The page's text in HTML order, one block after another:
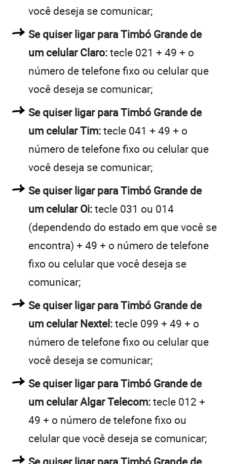
você deseja se comunicar;
Se quiser ligar para Timbó Grande de
um celular Claro:tecle 021 + 49 + o
número de telefone fixo ou celular que
você deseja se comunicar;
Se quiser ligar para Timbó Grande de
um celular Tim:tecle 041 + 49 + o
número de telefone fixo ou celular que
você deseja se comunicar;
Se quiser ligar para Timbó Grande de
um celular Oi:tecle 031 ou 014
(dependendo do estado em que você se
encontra) + 49 + o número de telefone
fixo ou celular que você deseja se
comunicar;
Se quiser ligar para Timbó Grande de
um celular Nextel:tecle 099 + 49 + o
número de telefone fixo ou celular que
você deseja se comunicar;
Se quiser ligar para Timbó Grande de
um celular Algar Telecom:tecle 012 +
49 + o número de telefone fixo ou
celular que você deseja se comunicar;